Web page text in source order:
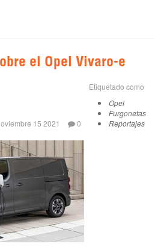
el Opel Vivaro-e
15 2021 0
Etiquetado como
Opel
Furgonetas
Reportajes